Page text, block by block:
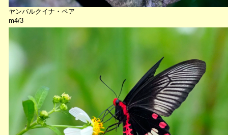
ヤンバルクイナ・ペア
m4/3